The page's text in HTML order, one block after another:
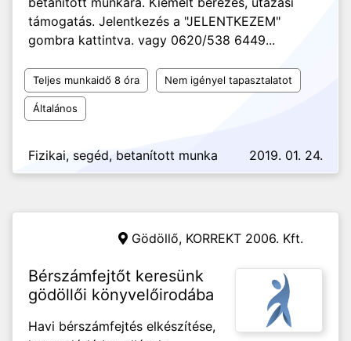
támogatás. Jelentkezés a "JELENTKEZEM"
gombra kattintva. vagy 0620/538 6449...
Teljes munkaidő 8 óra Nem igényel tapasztalatot
Általános
Fizikai, segéd, betanított munka 2019. 01. 24.
Gödöllő, KORREKT 2006. Kft.
Bérszámfejtőt keresünk
gödöllői könyvelőirodába
Havi bérszámfejtés elkészítése,